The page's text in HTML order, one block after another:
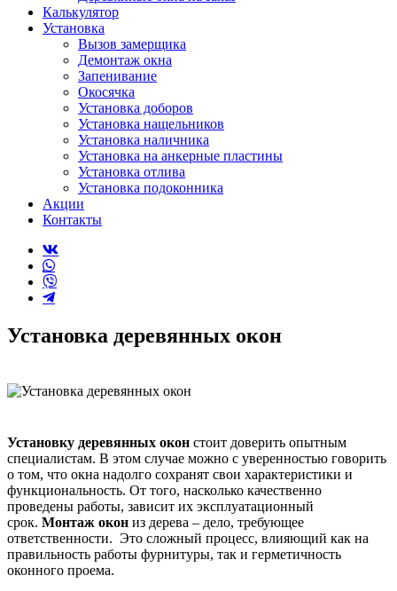
Калькулятор
Установка
Вызов замерщика
Демонтаж окна
Запенивание
Окосячка
Установка доборов
Установка нащельников
Установка наличника
Установка на анкерные пластины
Установка отлива
Установка подоконника
Акции
Контакты
Установка деревянных окон
Установку деревянных окон стоит доверить опытным
специалистам. В этом случае можно с уверенностью говорить
о том, что окна надолго сохранят свои характеристики и
функциональность. От того, насколько качественно
проведены работы, зависит их эксплуатационный
срок. Монтаж окон из дерева – дело, требующее
ответственности. Это сложный процесс, влияющий как на
правильность работы фурнитуры, так и герметичность
оконного проема.